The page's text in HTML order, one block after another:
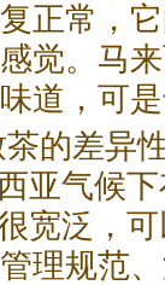
正常，
觉。马
道，可
茶的差异
亚气候
宽泛，
理规范